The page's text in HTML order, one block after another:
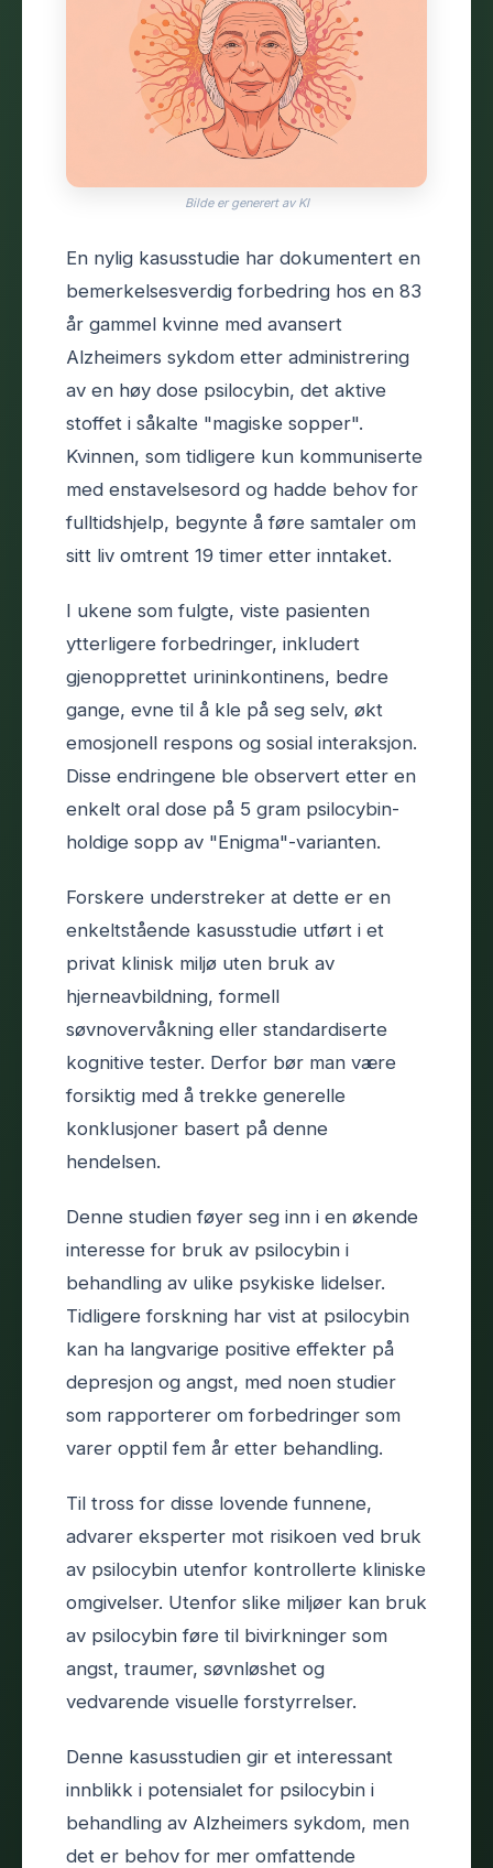
Bilde er generert av KI
En nylig kasusstudie har dokumentert en
bemerkelsesverdig forbedring hos en 83
år gammel kvinne med avansert
Alzheimers sykdom etter administrering
av en høy dose psilocybin, det aktive
stoffet i såkalte "magiske sopper".
Kvinnen, som tidligere kun kommuniserte
med enstavelsesord og hadde behov for
fulltidshjelp, begynte å føre samtaler om
sitt liv omtrent 19 timer etter inntaket.
I ukene som fulgte, viste pasienten
ytterligere forbedringer, inkludert
gjenopprettet urininkontinens, bedre
gange, evne til å kle på seg selv, økt
emosjonell respons og sosial interaksjon.
Disse endringene ble observert etter en
enkelt oral dose på 5 gram psilocybin-
holdige sopp av "Enigma"-varianten.
Forskere understreker at dette er en
enkeltstående kasusstudie utført i et
privat klinisk miljø uten bruk av
hjerneavbildning, formell
søvnovervåkning eller standardiserte
kognitive tester. Derfor bør man være
forsiktig med å trekke generelle
konklusjoner basert på denne
hendelsen.
Denne studien føyer seg inn i en økende
interesse for bruk av psilocybin i
behandling av ulike psykiske lidelser.
Tidligere forskning har vist at psilocybin
kan ha langvarige positive effekter på
depresjon og angst, med noen studier
som rapporterer om forbedringer som
varer opptil fem år etter behandling.
Til tross for disse lovende funnene,
advarer eksperter mot risikoen ved bruk
av psilocybin utenfor kontrollerte kliniske
omgivelser. Utenfor slike miljøer kan bruk
av psilocybin føre til bivirkninger som
angst, traumer, søvnløshet og
vedvarende visuelle forstyrrelser.
Denne kasusstudien gir et interessant
innblikk i potensialet for psilocybin i
behandling av Alzheimers sykdom, men
det er behov for mer omfattende